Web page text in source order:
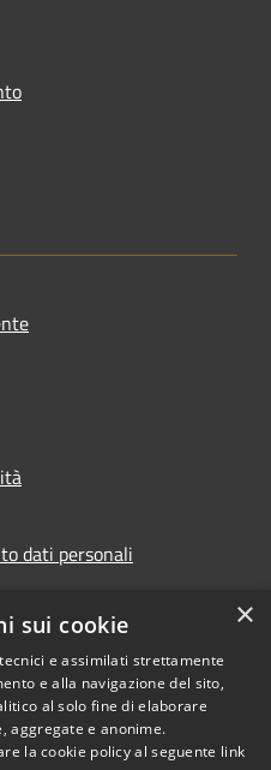
dati personali
Copyright © 2026 • Comune di
Pioltello • Powered by
Municipium•Accesso
redazione
×
sui cookie
e assimilati strettamente
e alla navigazione del sito,
al solo fine di elaborare
aggregate e anonime.
la cookie policy al seguente link